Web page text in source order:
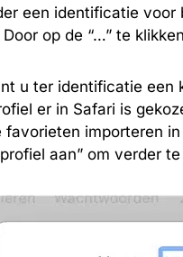
een identificatie voor
op de “…” te
u ter identificatie een
er in Safari is
favorieten importeren
aan” om verder